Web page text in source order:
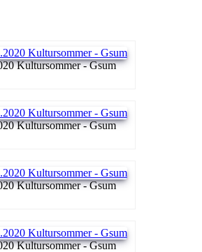
Kultursommer - Gsum
Kultursommer - Gsum
Kultursommer - Gsum
Kultursommer - Gsum